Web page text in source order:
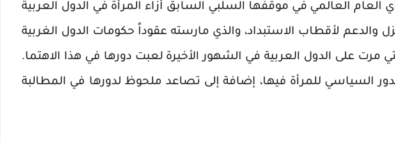
العام العالمي في موقفها السلبي السابق أزاء المرأة في الدول العربية
والدعم لأقطاب الاستبداد، والذي مارسته عقوداً حكومات الدول الغربية
مرت على الدول العربية في الشهور الأخيرة لعبت دورها في هذا الاهتما.
السياسي للمرأة فيها، إضافة إلى تصاعد ملحوظ لدورها في المطالبة